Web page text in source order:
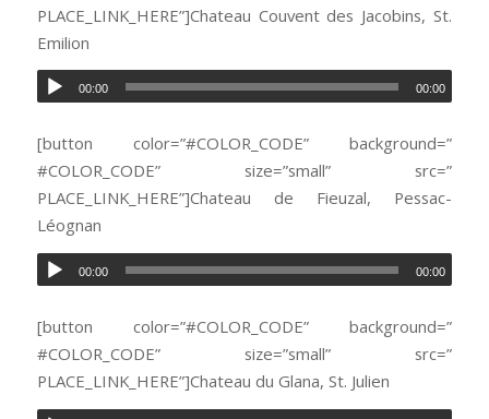
PLACE_LINK_HERE”]Chateau Couvent des Jacobins, St.
Emilion
00:00 00:00
[button color=”#COLOR_CODE” background=”
#COLOR_CODE” size=”small” src=”
PLACE_LINK_HERE”]Chateau de Fieuzal, Pessac-
Léognan
00:00 00:00
[button color=”#COLOR_CODE” background=”
#COLOR_CODE” size=”small” src=”
PLACE_LINK_HERE”]Chateau du Glana, St. Julien